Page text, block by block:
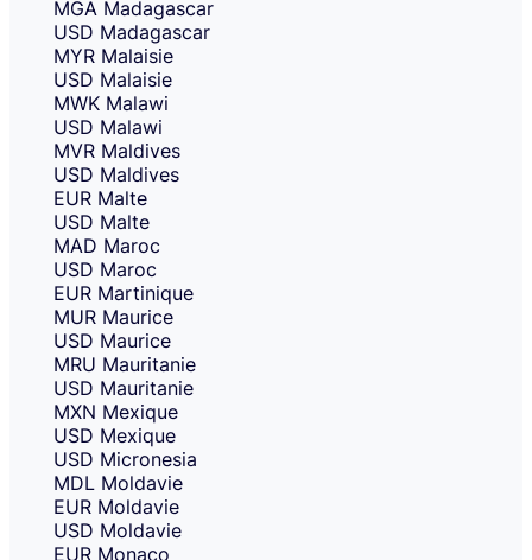
MGA Madagascar
USD Madagascar
MYR Malaisie
USD Malaisie
MWK Malawi
USD Malawi
MVR Maldives
USD Maldives
EUR Malte
USD Malte
MAD Maroc
USD Maroc
EUR Martinique
MUR Maurice
USD Maurice
MRU Mauritanie
USD Mauritanie
MXN Mexique
USD Mexique
USD Micronesia
MDL Moldavie
EUR Moldavie
USD Moldavie
EUR Monaco